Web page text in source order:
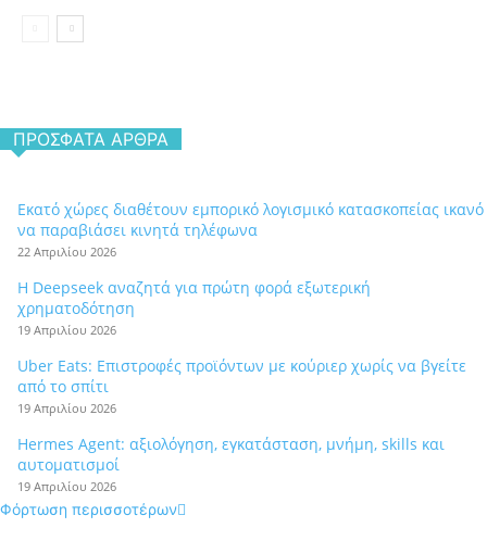
ΠΡΌΣΦΑΤΑ ΆΡΘΡΑ
Εκατό χώρες διαθέτουν εμπορικό λογισμικό κατασκοπείας ικανό
να παραβιάσει κινητά τηλέφωνα
22 Απριλίου 2026
Η Deepseek αναζητά για πρώτη φορά εξωτερική
χρηματοδότηση
19 Απριλίου 2026
Uber Eats: Επιστροφές προϊόντων με κούριερ χωρίς να βγείτε
από το σπίτι
19 Απριλίου 2026
Hermes Agent: αξιολόγηση, εγκατάσταση, μνήμη, skills και
αυτοματισμοί
19 Απριλίου 2026
Φόρτωση περισσοτέρων